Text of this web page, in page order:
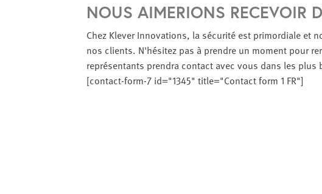
NOUS AIMERIONS RECEVOIR
Chez Klever Innovations, la sécurité est primordiale et
nos clients. N'hésitez pas à prendre un moment pour
représentants prendra contact avec vous dans les plus
[contact-form-7 id="1345" title="Contact form 1 FR"]